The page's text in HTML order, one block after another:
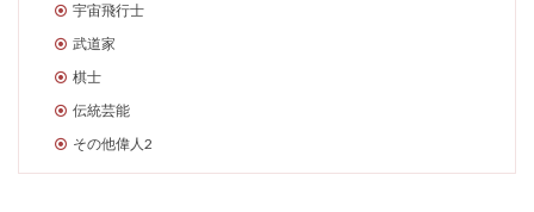
宇宙飛行士
武道家
棋士
伝統芸能
その他偉人2